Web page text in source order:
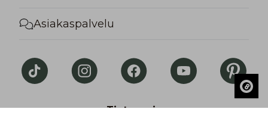
Asiakaspalvelu
Tietosuoja